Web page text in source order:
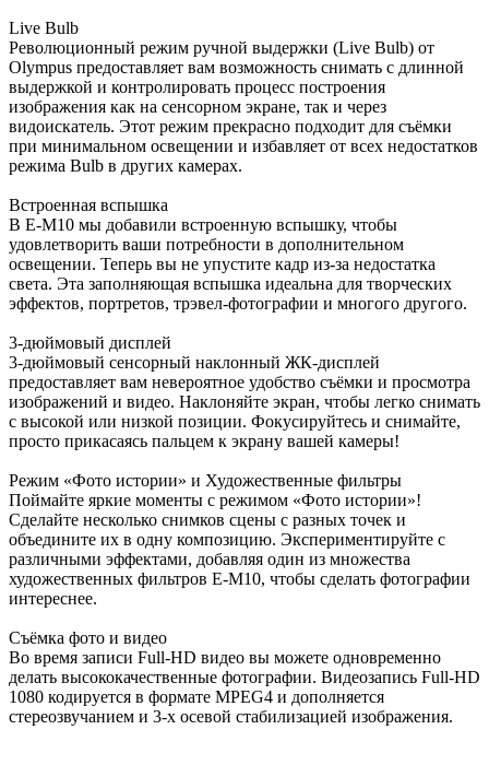
Live Bulb
Революционный режим ручной выдержки (Live Bulb) от
Olympus предоставляет вам возможность снимать с длинной
выдержкой и контролировать процесс построения
изображения как на сенсорном экране, так и через
видоискатель. Этот режим прекрасно подходит для съёмки
при минимальном освещении и избавляет от всех недостатков
режима Bulb в других камерах.
Встроенная вспышка
В Е-М10 мы добавили встроенную вспышку, чтобы
удовлетворить ваши потребности в дополнительном
освещении. Теперь вы не упустите кадр из-за недостатка
света. Эта заполняющая вспышка идеальна для творческих
эффектов, портретов, трэвел-фотографии и многого другого.
3-дюймовый дисплей
3-дюймовый сенсорный наклонный ЖК-дисплей
предоставляет вам невероятное удобство съёмки и просмотра
изображений и видео. Наклоняйте экран, чтобы легко снимать
с высокой или низкой позиции. Фокусируйтесь и снимайте,
просто прикасаясь пальцем к экрану вашей камеры!
Режим «Фото истории» и Художественные фильтры
Поймайте яркие моменты с режимом «Фото истории»!
Сделайте несколько снимков сцены с разных точек и
объедините их в одну композицию. Экспериментируйте с
различными эффектами, добавляя один из множества
художественных фильтров Е-М10, чтобы сделать фотографии
интереснее.
Съёмка фото и видео
Во время записи Full-HD видео вы можете одновременно
делать высококачественные фотографии. Видеозапись Full-HD
1080 кодируется в формате MPEG4 и дополняется
стереозвучанием и 3-х осевой стабилизацией изображения.